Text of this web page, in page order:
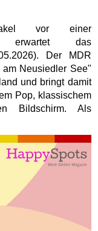
vor einer
erwartet das
Der MDR
Neusiedler See"
und bringt damit
Pop, klassischem
Bildschirm. Als